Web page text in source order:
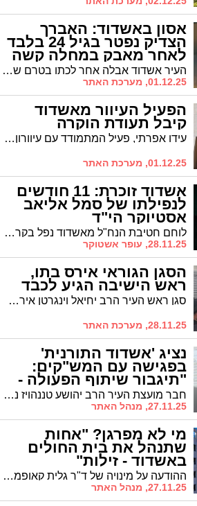
אסון באשדוד: האברך
הצדיק נפטר בגיל 24 בלבד
לאחר מאבק במחלה קשה
העיר אשדוד אבלה אחר לכתו בטרם של האברך הצדיק ר' הראל חיים סולימן שהלך לעולמו לאחר מאבק בחלה קשה והוא בן 24 בלבד. המנוח הותיר אחריו אשה צעירה ותינוק בן מספר חודשים, שנולד בעוד אביו מתמודד עם המחלה
01.12.25, מערכת האתר
הפעיל העיוור מאשדוד
קיבל תעודת הוקרה
עידו אפרתי, פעיל המתמודד עם עיוורון, קיבל אתמול תעודת הוקרה ממנהלת בית הספר אופק על פעילותו ההתנדבותית, בטקס פתיחת שבוע 'ואהבת' שהתקיים בבית הספר ברובע ט"ו
01.12.25, מערכת האתר
אשדוד זוכרת: 11 חודשים
לנפילתו של סמל אליאב
אסטיוקר הי"ד
לוחם חטיבת הנח"ל מאשדוד נפל בקרב בהגנה על המולדת; הטקס יתקיים ביום ראשון בבית כנסת באשדוד, למחרת תתקיים עלייה לקבר
28.11.25, עופר אשטוקר
הסגן הגוראי אירס בתו,
ראש הישיבה הגיע לכבד
סגן ראש העיר הרב יחיאל וינגרטן אירס את בתו ואישי ציבור לצד החברים באגודת ישראל הגיעו לאחל מזל טוב. בין הנצפים: ראש ישיבת גרודנא הגאון רבי משה שמידע
28.11.25, מערכת האתר
נציג 'אשדוד התורנית'
בפגישה עם המש"קים:
"תיגבור שיתוף הפעולה -
הכרחי" חבר מועצת העיר הרב יהושע טננהויז נפגש עם המש"קים הפועלים ברבעים החרדיים והבהיר: העמקת שיתוף הפעולה הכרחי ויטיב עם התושבים
27.11.25, מנהל האתר
מי לא מפרגן? "אחות
שתנהל את בית החולים
באשדוד - זילות"
ההודעה על מינויה של ד"ר גלית קאופמן כמנהלת ביה"ח הציבורי 'אסותא אשדוד' לא עוברת בשקט, בהסתדרות הרפואית לא משלימים עם הרעיון שבית החולים ינוהל בידי אחות ולא בידי בעל הכשרה של רופא. האמנם מדור במינוי בעייתי? מומחים סבורים שההיפך הוא הנכון
27.11.25, מנהל האתר